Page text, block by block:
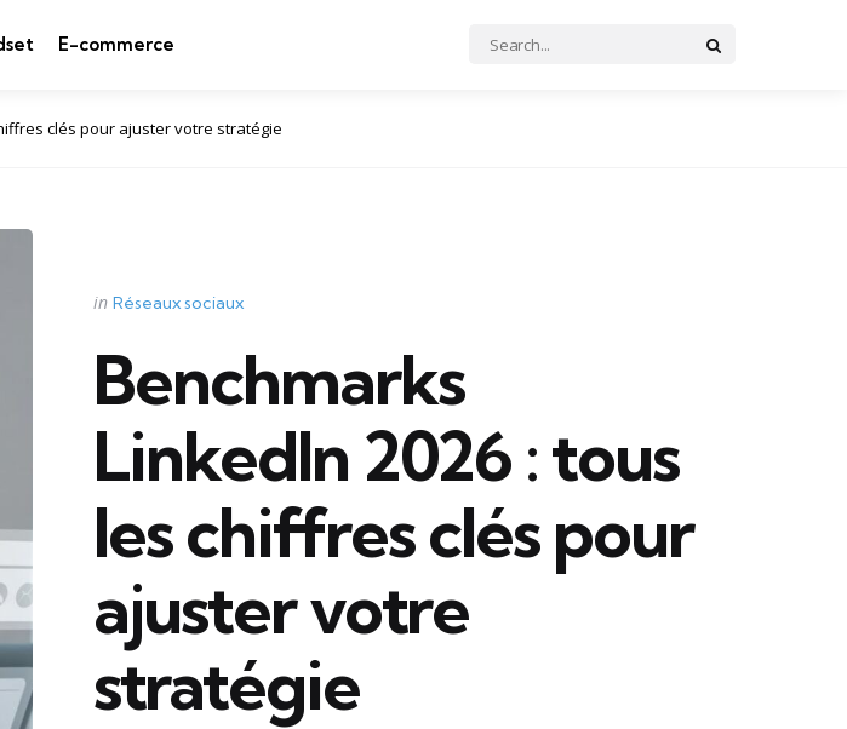
E-commerce
Search
for:
clés pour ajuster votre stratégie
Categories
Posted
in Réseaux sociaux
Benchmarks
LinkedIn 2026 : tous
les chiffres clés pour
ajuster votre
stratégie